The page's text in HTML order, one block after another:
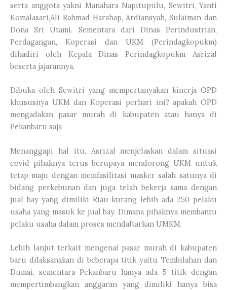
serta anggota yakni Manahara Napitupulu, Sewitri, Yanti
Komalasari,Ali Rahmad Harahap, Ardiansyah, Sulaiman dan
Dona Sri Utami. Sementara dari Dinas Perindustrian,
Perdagangan, Koperasi dan UKM (Perindagkopukm)
dihadiri oleh Kepala Dinas Perindagkopukm Asrizal
beserta jajarannya.
Dibuka oleh Sewitri yang mempertanyakan kinerja OPD
khususnya UKM dan Koperasi perhari ini? apakah OPD
mengadakan pasar murah di kabupaten atau hanya di
Pekanbaru saja
Menanggapi hal itu, Asrizal menjelaskan dalam situasi
covid pihaknya terus berupaya mendorong UKM untuk
tetap maju dengan memfasilitasi masker salah satunya di
bidang perkebunan dan juga telah bekerja sama dengan
jual bay yang dimiliki Riau kurang lebih ada 250 pelaku
usaha yang masuk ke jual bay. Dimana pihaknya membantu
pelaku usaha dalam proses mendaftarkan UMKM.
Lebih lanjut terkait mengenai pasar murah di kabupaten
baru dilaksanakan di beberapa titik yaitu Tembilahan dan
Dumai, sementara Pekanbaru hanya ada 5 titik dengan
mempertimbangkan anggaran yang dimiliki hanya bisa